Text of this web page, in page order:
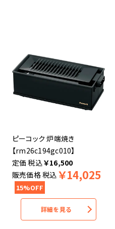
ピーコック 炉端焼き
【rm26c194gc010】
税込￥16,500
販売価格税込 ￥14,025
15%OFF
詳細を見る